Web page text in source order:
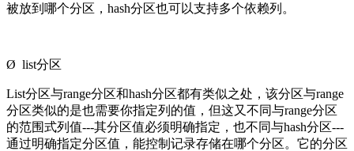
被放到哪个分区，hash分区也可以支持多个依赖列。
Ø list分区
List分区与range分区和hash分区都有类似之处，该分区与range
分区类似的是也需要你指定列的值，但这又不同与range分区
的范围式列值---其分区值必须明确指定，也不同与hash分区---
通过明确指定分区值，能控制记录存储在哪个分区。它的分区